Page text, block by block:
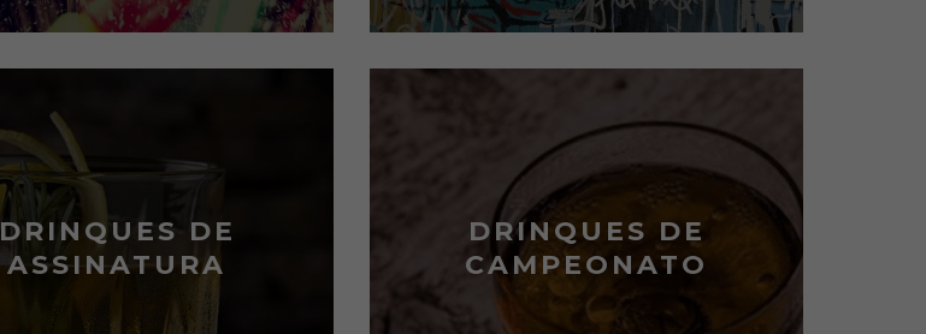
DRINQUES DE
ASSINATURA
DRINQUES DE
CAMPEONATO